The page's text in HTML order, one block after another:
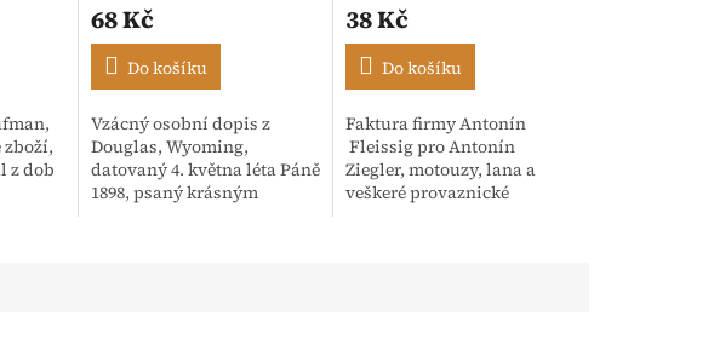
zboží,
z dob
produktu
je
5,0
z
5
hvězdiček.
68 Kč
Do košíku
Vzácný osobní dopis z
Douglas, Wyoming,
datovaný 4. května léta Páně
1898, psaný krásným
38 Kč
Do košíku
Faktura firmy Antonín
Fleissig pro Antonín
Ziegler, motouzy, lana a
veškeré provaznické